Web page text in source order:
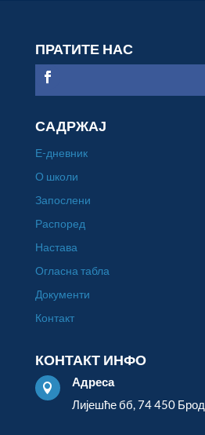
ПРАТИТЕ НАС
САДРЖАЈ
Е-дневник
О школи
Запослени
Распоред
Настава
Огласна табла
Документи
Контакт
КОНТАКТ ИНФО

Адреса
Лијешће бб, 74 450 Брод